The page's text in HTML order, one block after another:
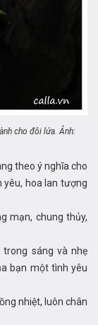
cho đôi lứa. Ảnh:
theo ý nghĩa cho
hoa lan tượng
mạn, chung thủy,
sáng và nhẹ
bạn một tình yêu
nhiệt, luôn chân